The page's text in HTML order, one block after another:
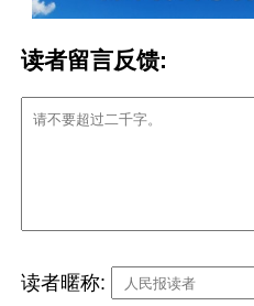
读者留言反馈:
读者暱称: